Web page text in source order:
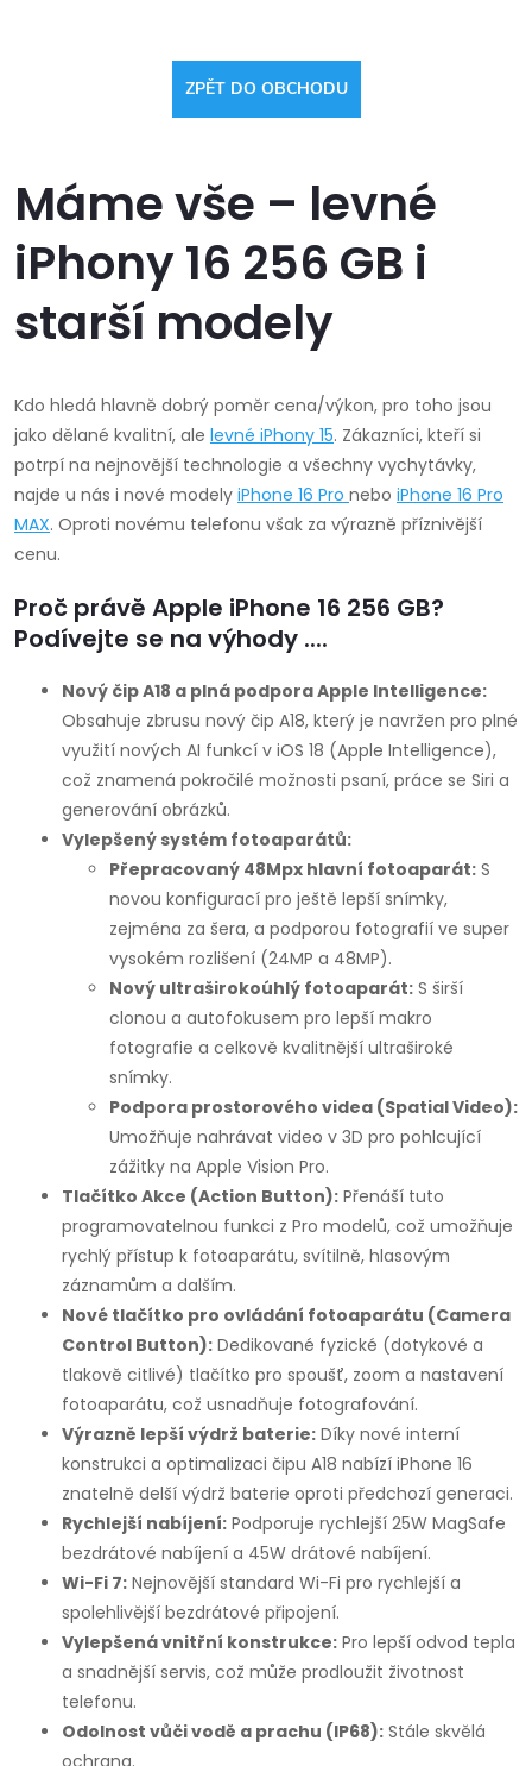
ZPĚT DO OBCHODU
Máme vše – levné
iPhony 16 256 GB i
starší modely
Kdo hledá hlavně dobrý poměr cena/výkon, pro toho jsou
jako dělané kvalitní, ale levné iPhony 15. Zákazníci, kteří si
potrpí na nejnovější technologie a všechny vychytávky,
najde u nás i nové modely iPhone 16 Pro nebo iPhone 16 Pro
MAX. Oproti novému telefonu však za výrazně příznivější
cenu.
Proč právě Apple iPhone 16 256 GB?
Podívejte se na výhody ....
Nový čip A18 a plná podpora Apple Intelligence:
Obsahuje zbrusu nový čip A18, který je navržen pro plné
využití nových AI funkcí v iOS 18 (Apple Intelligence),
což znamená pokročilé možnosti psaní, práce se Siri a
generování obrázků.
Vylepšený systém fotoaparátů:
Přepracovaný 48Mpx hlavní fotoaparát: S
novou konfigurací pro ještě lepší snímky,
zejména za šera, a podporou fotografií ve super
vysokém rozlišení (24MP a 48MP).
Nový ultraširokoúhlý fotoaparát: S širší
clonou a autofokusem pro lepší makro
fotografie a celkově kvalitnější ultraširoké
snímky.
Podpora prostorového videa (Spatial Video):
Umožňuje nahrávat video v 3D pro pohlcující
zážitky na Apple Vision Pro.
Tlačítko Akce (Action Button): Přenáší tuto
programovatelnou funkci z Pro modelů, což umožňuje
rychlý přístup k fotoaparátu, svítilně, hlasovým
záznamům a dalším.
Nové tlačítko pro ovládání fotoaparátu (Camera
Control Button): Dedikované fyzické (dotykové a
tlakově citlivé) tlačítko pro spoušť, zoom a nastavení
fotoaparátu, což usnadňuje fotografování.
Výrazně lepší výdrž baterie: Díky nové interní
konstrukci a optimalizaci čipu A18 nabízí iPhone 16
znatelně delší výdrž baterie oproti předchozí generaci.
Rychlejší nabíjení: Podporuje rychlejší 25W MagSafe
bezdrátové nabíjení a 45W drátové nabíjení.
Wi-Fi 7: Nejnovější standard Wi-Fi pro rychlejší a
spolehlivější bezdrátové připojení.
Vylepšená vnitřní konstrukce: Pro lepší odvod tepla
a snadnější servis, což může prodloužit životnost
telefonu.
Odolnost vůči vodě a prachu (IP68): Stále skvělá